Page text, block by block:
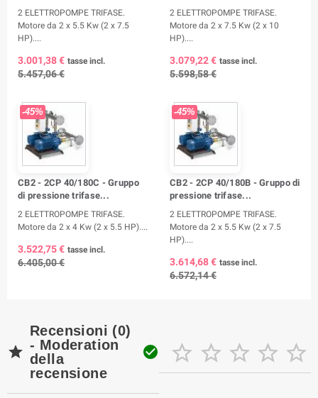
2 ELETTROPOMPE TRIFASE.
Motore da 2 x 5.5 Kw (2 x 7.5
HP)....
3.001,38 € tasse incl.
5.457,06 €
2 ELETTROPOMPE TRIFASE.
Motore da 2 x 7.5 Kw (2 x 10
HP)....
3.079,22 € tasse incl.
5.598,58 €
-45%
CB2 - 2CP 40/180C - Gruppo
di pressione trifase...
2 ELETTROPOMPE TRIFASE.
Motore da 2 x 4 Kw (2 x 5.5 HP)....
3.522,75 € tasse incl.
6.405,00 €
-45%
CB2 - 2CP 40/180B - Gruppo di
pressione trifase...
2 ELETTROPOMPE TRIFASE.
Motore da 2 x 5.5 Kw (2 x 7.5
HP)....
3.614,68 € tasse incl.
6.572,14 €

Recensioni (0)
- Moderation
della
recensione
     